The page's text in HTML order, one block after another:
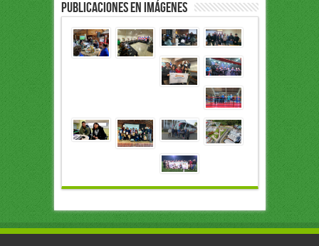
Publicaciones en Imágenes